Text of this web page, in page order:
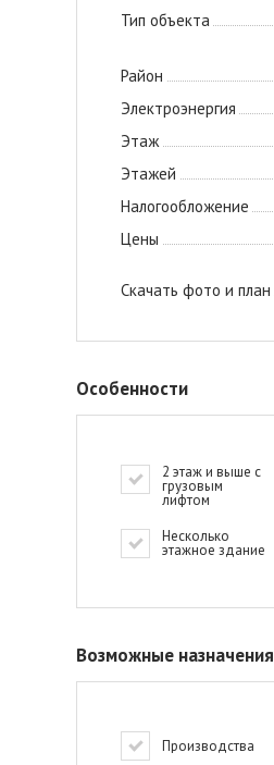
Тип объекта
Район
Электроэнергия
Этаж
Этажей
Налогообложение
Цены
Скачать фото и план
Особенности
2 этаж и выше с
грузовым
лифтом
Несколько
этажное здание
Возможные назначения
Производства